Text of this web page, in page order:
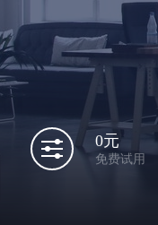
0元
免费试用